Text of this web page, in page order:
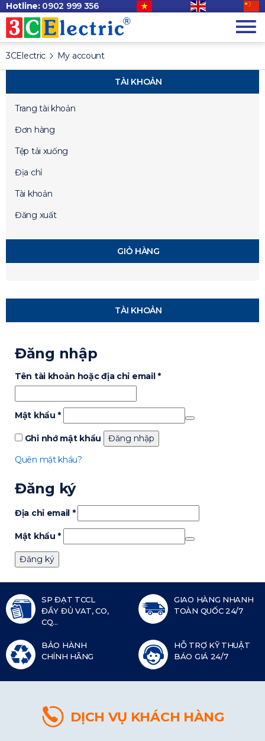
Hotline: 0902 999 356
3CElectric My account
TÀI KHOẢN
Trang tài khoản
Đơn hàng
Tệp tải xuống
Địa chỉ
Tài khoản
Đăng xuất
GIỎ HÀNG
TÀI KHOẢN
Đăng nhập
Tên tài khoản hoặc địa chỉ email *
Mật khẩu *
Ghi nhớ mật khẩu
Đăng nhập
Quên mật khẩu?
Đăng ký
Địa chỉ email *
Mật khẩu *
Đăng ký
SP ĐẠT TCCL
ĐẦY ĐỦ VAT, CO,
CQ...
GIAO HÀNG NHANH
TOÀN QUỐC 24/7
BẢO HÀNH
CHÍNH HÃNG
HỖ TRỢ KỸ THUẬT
BÁO GIÁ 24/7
DỊCH VỤ KHÁCH HÀNG